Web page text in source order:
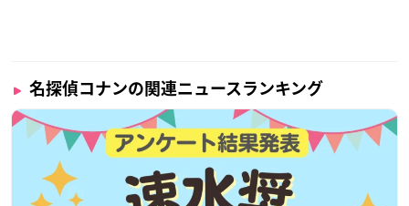
名探偵コナンの関連ニュースランキング